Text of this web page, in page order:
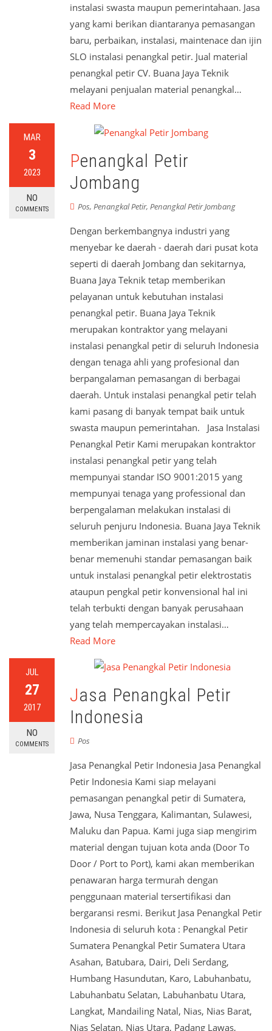
instalasi swasta maupun pemerintahaan. Jasa
yang kami berikan diantaranya pemasangan
baru, perbaikan, instalasi, maintenace dan ijin
SLO instalasi penangkal petir. Jual material
penangkal petir CV. Buana Jaya Teknik
melayani penjualan material penangkal…
Read More
MAR
3
2023
NO
COMMENTS
Penangkal Petir
Jombang
Pos, Penangkal Petir, Penangkal Petir Jombang
Dengan berkembangnya industri yang
menyebar ke daerah - daerah dari pusat kota
seperti di daerah Jombang dan sekitarnya,
Buana Jaya Teknik tetap memberikan
pelayanan untuk kebutuhan instalasi
penangkal petir. Buana Jaya Teknik
merupakan kontraktor yang melayani
instalasi penangkal petir di seluruh Indonesia
dengan tenaga ahli yang profesional dan
berpangalaman pemasangan di berbagai
daerah. Untuk instalasi penangkal petir telah
kami pasang di banyak tempat baik untuk
swasta maupun pemerintahan. Jasa Instalasi
Penangkal Petir Kami merupakan kontraktor
instalasi penangkal petir yang telah
mempunyai standar ISO 9001:2015 yang
mempunyai tenaga yang professional dan
berpengalaman melakukan instalasi di
seluruh penjuru Indonesia. Buana Jaya Teknik
memberikan jaminan instalasi yang benar-
benar memenuhi standar pemasangan baik
untuk instalasi penangkal petir elektrostatis
ataupun pengkal petir konvensional hal ini
telah terbukti dengan banyak perusahaan
yang telah mempercayakan instalasi…
Read More
JUL
27
2017
NO
COMMENTS
Jasa Penangkal Petir
Indonesia
Pos
Jasa Penangkal Petir Indonesia Jasa Penangkal
Petir Indonesia Kami siap melayani
pemasangan penangkal petir di Sumatera,
Jawa, Nusa Tenggara, Kalimantan, Sulawesi,
Maluku dan Papua. Kami juga siap mengirim
material dengan tujuan kota anda (Door To
Door / Port to Port), kami akan memberikan
penawaran harga termurah dengan
penggunaan material tersertifikasi dan
bergaransi resmi. Berikut Jasa Penangkal Petir
Indonesia di seluruh kota : Penangkal Petir
Sumatera Penangkal Petir Sumatera Utara
Asahan, Batubara, Dairi, Deli Serdang,
Humbang Hasundutan, Karo, Labuhanbatu,
Labuhanbatu Selatan, Labuhanbatu Utara,
Langkat, Mandailing Natal, Nias, Nias Barat,
Nias Selatan, Nias Utara, Padang Lawas,